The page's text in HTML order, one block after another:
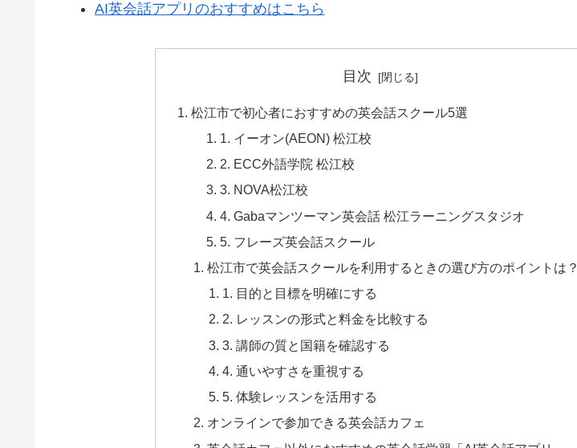
AI英会話アプリのおすすめはこちら
目次
松江市で初心者におすすめの英会話スクール5選
1. イーオン(AEON) 松江校
2. ECC外語学院 松江校
3. NOVA松江校
4. Gabaマンツーマン英会話 松江ラーニングスタジオ
5. フレーズ英会話スクール
松江市で英会話スクールを利用するときの選び方のポイントは？
1. 目的と目標を明確にする
2. レッスンの形式と料金を比較する
3. 講師の質と国籍を確認する
4. 通いやすさを重視する
5. 体験レッスンを活用する
オンラインで参加できる英会話カフェ